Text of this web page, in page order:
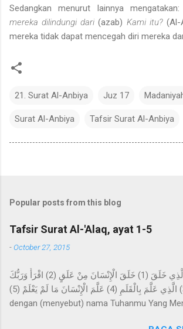
Sedangkan menurut lainnya
mereka dilindungi dari(azab) Kami itu? (Al-
mereka tidak dapat mencegah diri mereka
21. Surat Al-Anbiya Juz 17
Surat Al-Anbiya Tafsir Surat Al-Anbiya
Popular posts from this blog
Tafsir Surat Al-'Alaq, ayat 1-5
-October 27, 2015
اقْرَأْ بِاسْمِ رَبِّكَ الَّذِي خَلَقَ (1) خَلَقَ الْإِنْسَانَ مِنْ عَلَقٍ (2) اقْرَأْ وَرَبُّكَ
الْأَكْرَمُ (3) الَّذِي عَلَّمَ بِالْقَلَمِ (4) عَلَّمَ الْإِنْسَانَ مَا لَمْ يَعْلَمْ (5) Bacalah
dengan (menyebut) nama Tuhanmu Yang